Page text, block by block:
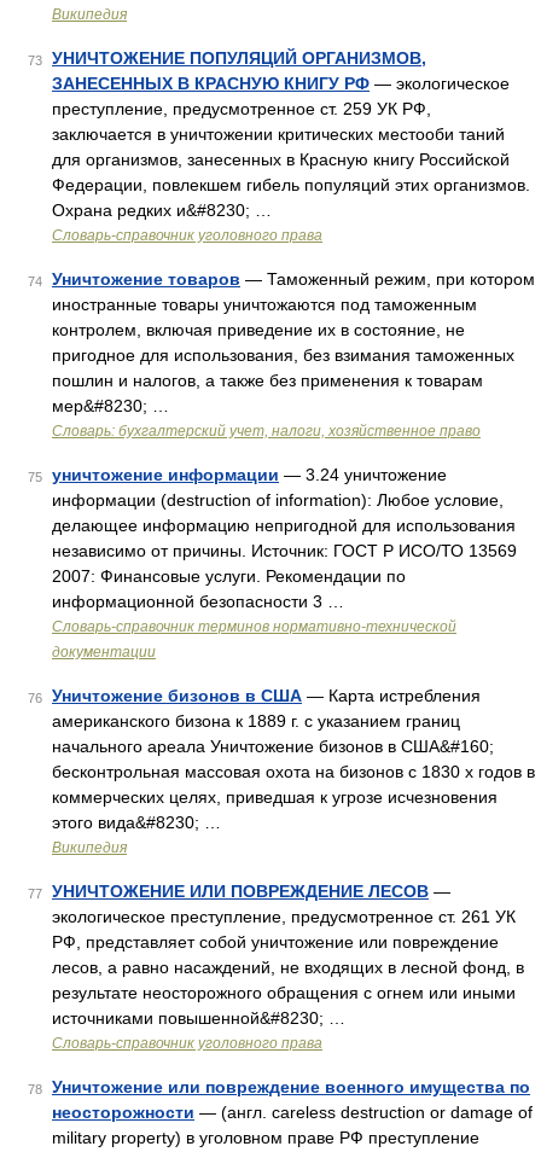
Википедия
73
УНИЧТОЖЕНИЕ ПОПУЛЯЦИЙ ОРГАНИЗМОВ,
ЗАНЕСЕННЫХ В КРАСНУЮ КНИГУ РФ — экологическое
преступление, предусмотренное ст. 259 УК РФ,
заключается в уничтожении критических местооби таний
для организмов, занесенных в Красную книгу Российской
Федерации, повлекшем гибель популяций этих организмов.
Охрана редких и&#8230; …
Словарь-справочник уголовного права
74 Уничтожение товаров — Таможенный режим, при котором
иностранные товары уничтожаются под таможенным
контролем, включая приведение их в состояние, не
пригодное для использования, без взимания таможенных
пошлин и налогов, а также без применения к товарам
мер&#8230; …
Словарь: бухгалтерский учет, налоги, хозяйственное право
75 уничтожение информации — 3.24 уничтожение
информации (destruction of information): Любое условие,
делающее информацию непригодной для использования
независимо от причины. Источник: ГОСТ Р ИСО/ТО 13569
2007: Финансовые услуги. Рекомендации по
информационной безопасности 3 …
Словарь-справочник терминов нормативно-технической
документации
76 Уничтожение бизонов в США — Карта истребления
американского бизона к 1889 г. с указанием границ
начального ареала Уничтожение бизонов в США&#160;
бесконтрольная массовая охота на бизонов с 1830 х годов в
коммерческих целях, приведшая к угрозе исчезновения
этого вида&#8230; …
Википедия
77 УНИЧТОЖЕНИЕ ИЛИ ПОВРЕЖДЕНИЕ ЛЕСОВ —
экологическое преступление, предусмотренное ст. 261 УК
РФ, представляет собой уничтожение или повреждение
лесов, а равно насаждений, не входящих в лесной фонд, в
результате неосторожного обращения с огнем или иными
источниками повышенной&#8230; …
Словарь-справочник уголовного права
78
Уничтожение или повреждение военного имущества по
неосторожности — (англ. careless destruction or damage of
military property) в уголовном праве РФ преступление